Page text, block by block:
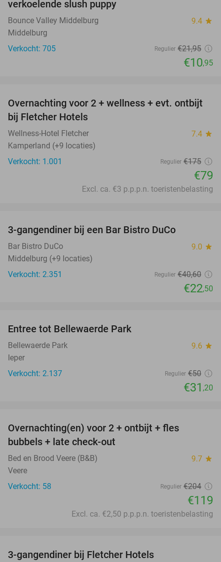
verkoelende slush puppy
Bounce Valley Middelburg 9.4 star
Middelburg
Verkocht: 705
Regulier €21,95
€10,95
55%
Overnachting voor 2 + wellness + evt. ontbijt
bij Fletcher Hotels
Wellness-Hotel Fletcher 7.4 star
Kamperland (+9 locaties)
Verkocht: 1.001
Regulier €175
€79
Excl. ca. €3 p.p.p.n. toeristenbelasting
3-gangendiner bij een Bar Bistro DuCo
Bar Bistro DuCo 9.0 star
Middelburg (+9 locaties)
Verkocht: 2.351
Regulier €40,60
€22,50
Entree tot Bellewaerde Park
Bellewaerde Park 9.6 star
Ieper
Verkocht: 2.137
Regulier €50
€31 ,20
Overnachting(en) voor 2 + ontbijt + fles
bubbels + late check-out
Bed en Brood Veere (B&B) 9.7 star
Veere
Verkocht: 58
Regulier €204
€119
Excl. ca. €2,50 p.p.p.n. toeristenbelasting
3-gangendiner bij Fletcher Hotels